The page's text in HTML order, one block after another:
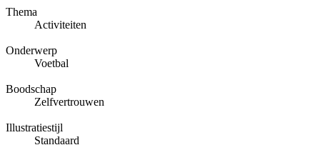
Thema
Activiteiten
Onderwerp
Voetbal
Boodschap
Zelfvertrouwen
Illustratiestijl
Standaard